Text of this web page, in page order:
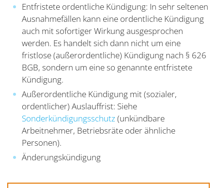
Entfristete ordentliche Kündigung: In sehr seltenen
Ausnahmefällen kann eine ordentliche Kündigung
auch mit sofortiger Wirkung ausgesprochen
werden. Es handelt sich dann nicht um eine
fristlose (außerordentliche) Kündigung nach § 626
BGB, sondern um eine so genannte entfristete
Kündigung.
Außerordentliche Kündigung mit (sozialer,
ordentlicher) Auslauffrist: Siehe
Sonderkündigungsschutz (unkündbare
Arbeitnehmer, Betriebsräte oder ähnliche
Personen).
Änderungskündigung